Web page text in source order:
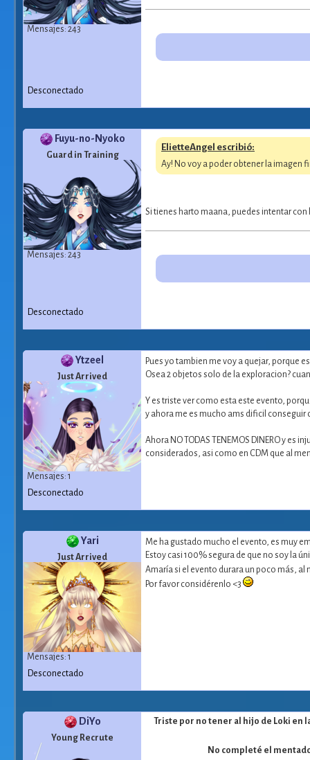
Mensajes: 243
Desconectado
Fuyu-no-Nyoko
Guard in Training
Mensajes: 243
ElietteAngel escribió:
Ay! No voy a poder obtener la imagen
Si tienes harto maana, puedes intentar
Desconectado
Ytzeel
Just Arrived
Mensajes: 1
Pues yo tambien me voy a quejar, porque
Osea 2 objetos solo de la exploracion?
Y es triste ver como esta este evento,
y ahora me es mucho ams dificil
Ahora NO TODAS TENEMOS DINERO y
considerados, asi como en CDM que al
Desconectado
Yari
Just Arrived
Mensajes: 1
Me ha gustado mucho el evento, es muy
Estoy casi 100% segura de que no soy la
Amaría si el evento durara un poco más,
Por favor considérenlo <3
Desconectado
DiYo
Young Recrute
Triste por no tener al hijo de Loki en
No completé el